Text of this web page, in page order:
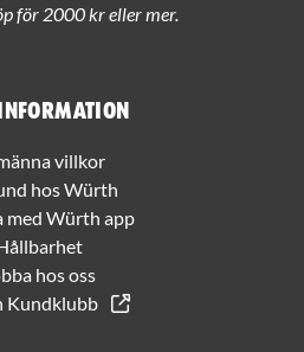
villkor
hos Würth
med Würth app
hos oss
Kundklubb
för 2000 kr eller mer.